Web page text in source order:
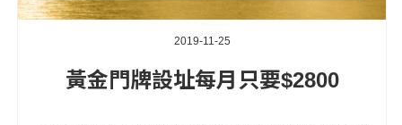
2019-11-25
黃金門牌設址每月只要$2800